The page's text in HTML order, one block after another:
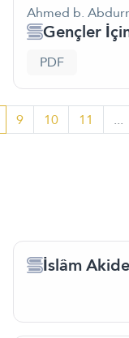
Ahmed b.
Gençler
PDF
9 10 11 ...
İslâm